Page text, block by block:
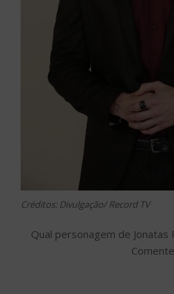
Créditos: Divulgação/ Record TV
Qual personagem de Jonatas